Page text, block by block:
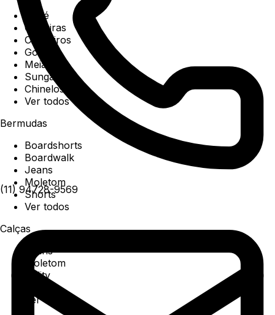
(11) 94728-9569
Boné
Carteiras
Chaveiros
Gorros
Meias
Sunga
Chinelos
Ver todos
Bermudas
Boardshorts
Boardwalk
Jeans
Moletom
Shorts
Ver todos
Calças
Jeans
Moletom
Utility
Ver todos